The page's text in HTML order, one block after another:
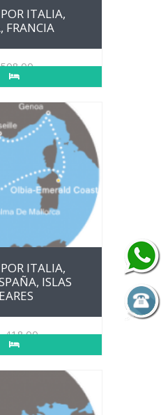
ITALIA,
FRANCIA
ITALIA,
ISLAS